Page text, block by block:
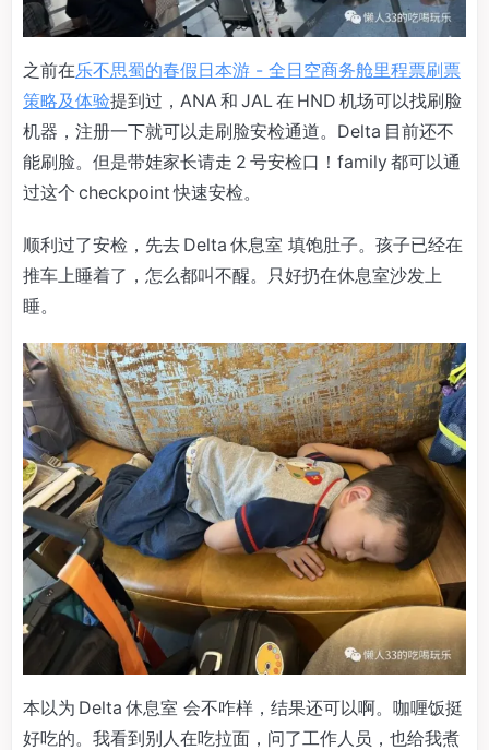
之前在乐不思蜀的春假日本游 - 全日空商务舱里程票刷票
策略及体验提到过，ANA 和 JAL 在 HND 机场可以找刷脸
机器，注册一下就可以走刷脸安检通道。Delta 目前还不
能刷脸。但是带娃家长请走 2 号安检口！family 都可以通
过这个 checkpoint 快速安检。
顺利过了安检，先去 Delta 休息室 填饱肚子。孩子已经在
推车上睡着了，怎么都叫不醒。只好扔在休息室沙发上
睡。
本以为 Delta 休息室 会不咋样，结果还可以啊。咖喱饭挺
好吃的。我看到别人在吃拉面，问了工作人员，也给我煮